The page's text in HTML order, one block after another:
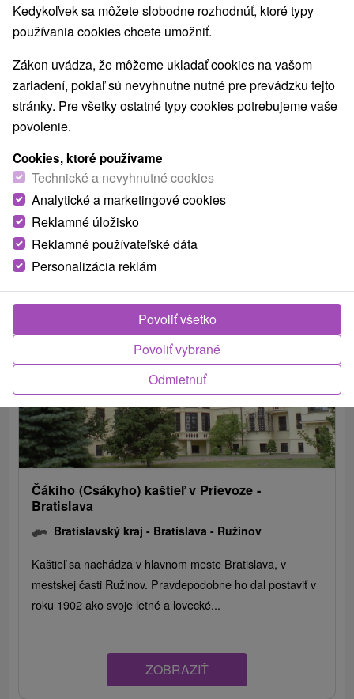
Vínne cesty (1) Túry a turistické chodníky(3)
Escaperoom(7) Jaskyne (1) Bobové dráhy
Turistické atrakcie (26) Múzeá a galérie(15)
ZOO a zvieracie farmy (4) Botanické záhrady(1)
Jazerá, plesá, vodné nádrže(6) Atrakcie pre deti(47)
Technické pamiatky
Aquaparky, kúpaliská(19)
Detské centrá a mestečká(2)
Obce a mesta
Divín(1) Bratislava - Ružinov(1)
Čákiho (Csákyho) kaštieľ v Prievoze -
Bratislava
Bratislavský kraj - Bratislava - Ružinov
Kaštieľ sa nachádza v hlavnom meste Bratislava, v
mestskej časti Ružinov. Pravdepodobne ho dal postaviť v
roku 1902 ako svoje letné a lovecké...
ZOBRAZIŤ
Kedykoľvek sa môžete slobodne rozhodnúť, ktoré typy
používania cookies chcete umožniť.
Zákon uvádza, že môžeme ukladať cookies na vašom
zariadení, pokiaľ sú nevyhnutne nutné pre prevádzku tejto
stránky. Pre všetky ostatné typy cookies potrebujeme vaše
povolenie.
Cookies, ktoré používame
Technické a nevyhnutné cookies
Analytické a marketingové cookies
Reklamné úložisko
Reklamné používateľské dáta
Personalizácia reklám
Odmietnuť
Povoliť vybrané
Povoliť všetko